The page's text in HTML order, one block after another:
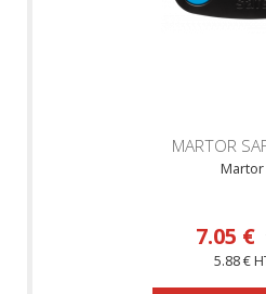
MARTOR
Martor
7.05 €
5.88 €